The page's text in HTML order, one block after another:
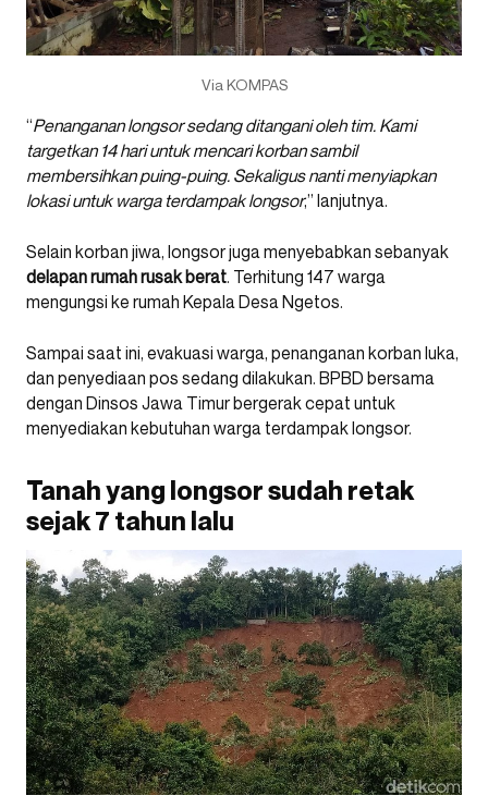
Via KOMPAS
“Penanganan longsor sedang ditangani oleh tim. Kami
targetkan 14 hari untuk mencari korban sambil
membersihkan puing-puing. Sekaligus nanti menyiapkan
lokasi untuk warga terdampak longsor,” lanjutnya.
Selain korban jiwa, longsor juga menyebabkan sebanyak
delapan rumah rusak berat. Terhitung 147 warga
mengungsi ke rumah Kepala Desa Ngetos.
Sampai saat ini, evakuasi warga, penanganan korban luka,
dan penyediaan pos sedang dilakukan. BPBD bersama
dengan Dinsos Jawa Timur bergerak cepat untuk
menyediakan kebutuhan warga terdampak longsor.
Tanah yang longsor sudah retak
sejak 7 tahun lalu